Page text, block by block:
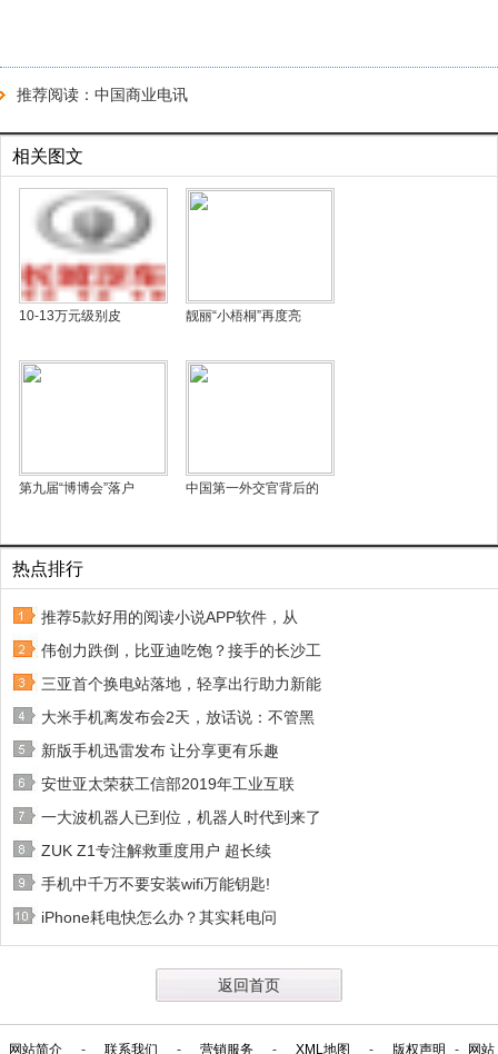
推荐阅读： 中国商业电讯
相关图文
10-13万元级别皮 靓丽“小梧桐”再度亮
第九届“博博会”落户 中国第一外交官背后的
热点排行
推荐5款好用的阅读小说APP软件，从
伟创力跌倒，比亚迪吃饱？接手的长沙工
三亚首个换电站落地，轻享出行助力新能
大米手机离发布会2天，放话说：不管黑
新版手机迅雷发布 让分享更有乐趣
安世亚太荣获工信部2019年工业互联
一大波机器人已到位，机器人时代到来了
ZUK Z1专注解救重度用户 超长续
手机中千万不要安装wifi万能钥匙!
iPhone耗电快怎么办？其实耗电问
返回首页
网站简介 - 联系我们 - 营销服务 - XML地图 - 版权声明 - 网站